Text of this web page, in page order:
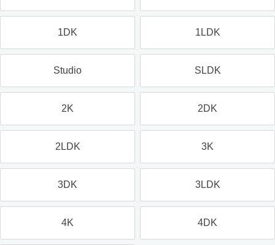
1DK 1LDK
Studio SLDK
2K 2DK
2LDK 3K
3DK 3LDK
4K 4DK